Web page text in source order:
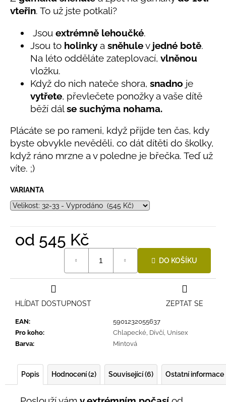
produktu
je
hvězdiček.
vteřin. To už jste potkali?
Jsou extrémně lehoučké.
Jsou to holinky a sněhulev jedné botě.
Na léto odděláte zateplovací, vlněnou
vložku.
Když do nich nateče shora, snadno je
vytřete, převlečete ponožky a vaše dítě
běží dálse suchýma nohama.
Plácáte se po rameni, když přijde ten čas, kdy
byste obvykle nevěděli, co dát dítěti do školky,
když ráno mrzne a v poledne je břečka. Teď už
víte. ;)
VARIANTA
od 545 Kč
DO KOŠÍKU
EAN:
5901232055637
Pro koho: Chlapecké, Dívčí, Unisex
Barva: Mintová
ZEPTAT SE
HLÍDAT DOSTUPNOST
Popis Hodnocení (2) Související (6) Ostatní informace
u
LETNÍ
KLOBOUČEK
OUŠKY
30
BÍLÝ
395
Kč